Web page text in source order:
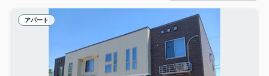
アパート